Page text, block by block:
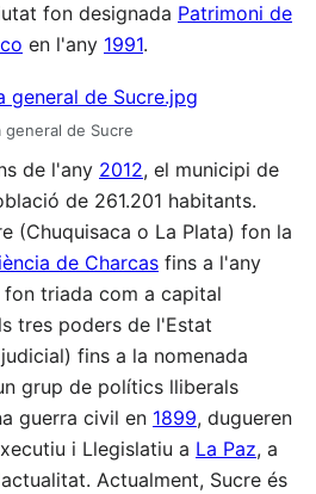
fon designada Patrimoni de
en l'any 1991.
general de Sucre.jpg
general de Sucre
de l'any 2012, el municipi de
de 261.201 habitants.
(Chuquisaca o La Plata) fon la
de Charcas fins a l'any
fon triada com a capital
tres poders de l'Estat
fins a la nomenada
grup de polítics lliberals
guerra civil en 1899, dugueren
i Llegislatiu a La Paz, a
Actualment, Sucre és